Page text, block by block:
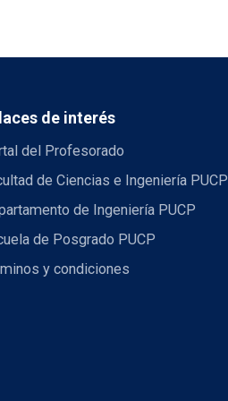
de interés
del Profesorado
de Ciencias e Ingeniería PUCP
de Ingeniería PUCP
de Posgrado PUCP
y condiciones